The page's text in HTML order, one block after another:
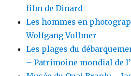
film de Dinard
Les hommes en
Wolfgang Vollmer
Les plages du
– Patrimoine mondial de